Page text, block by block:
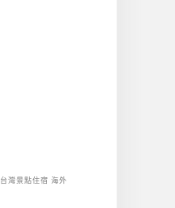
台灣景點住宿 海外